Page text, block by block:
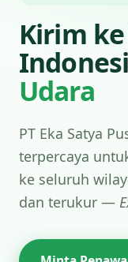
Kirim
Udara
PT Eka Satya
terpercaya
ke seluruh
dan terukur —